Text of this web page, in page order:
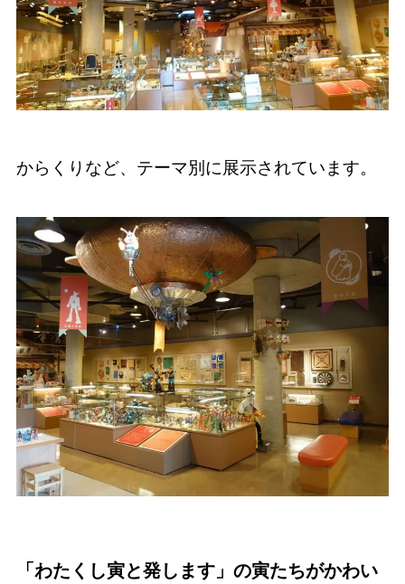
からくりなど、テーマ別に展示されています。
「わたくし寅と発します」の寅たちがかわい